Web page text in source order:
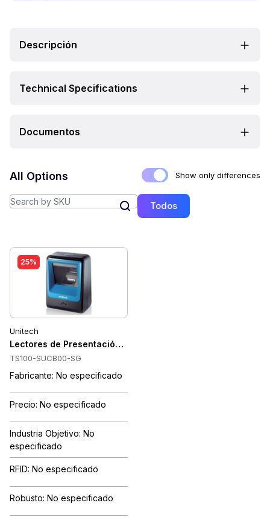
Descripción
Technical Specifications
Documentos
Show only differences
All Options
Todos
25%
Unitech
Lectores de Presentación Unitech TS100-SUCB00-SG
TS100-SUCB00-SG
Fabricante: No especificado
Precio: No especificado
Industria Objetivo: No
especificado
RFID: No especificado
Robusto: No especificado